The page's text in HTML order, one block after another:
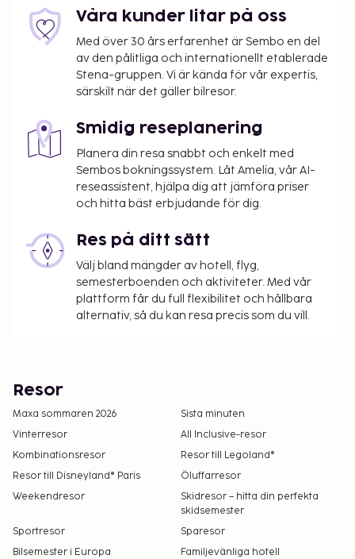
Våra kunder litar på oss
Med över 30 års erfarenhet är Sembo en del
av den pålitliga och internationellt etablerade
Stena-gruppen. Vi är kända för vår expertis,
särskilt när det gäller bilresor.
Smidig reseplanering
Planera din resa snabbt och enkelt med
Sembos bokningssystem. Låt Amelia, vår AI-
reseassistent, hjälpa dig att jämföra priser
och hitta bäst erbjudande för dig.
Res på ditt sätt
Välj bland mängder av hotell, flyg,
semesterboenden och aktiviteter. Med vår
plattform får du full flexibilitet och hållbara
alternativ, så du kan resa precis som du vill.
Resor
Maxa sommaren 2026
Sista minuten
Vinterresor
All Inclusive-resor
Kombinationsresor
Resor till Legoland®
Resor till Disneyland® Paris
Öluffarresor
Weekendresor
Skidresor – hitta din perfekta
skidsemester
Sportresor
Sparesor
Bilsemester i Europa
Familjevänliga hotell